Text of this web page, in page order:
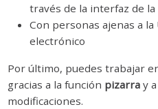
través de la interfaz de
Con personas ajenas a
electrónico
Por último, puedes trabajar
gracias a la función pizarra y
modificaciones.